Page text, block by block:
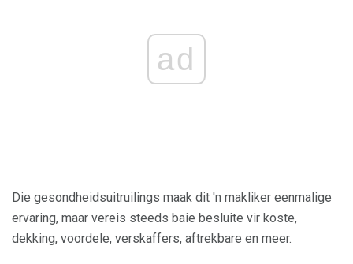
ad
Die gesondheidsuitruilings maak dit 'n makliker eenmalige
ervaring, maar vereis steeds baie besluite vir koste,
dekking, voordele, verskaffers, aftrekbare en meer.